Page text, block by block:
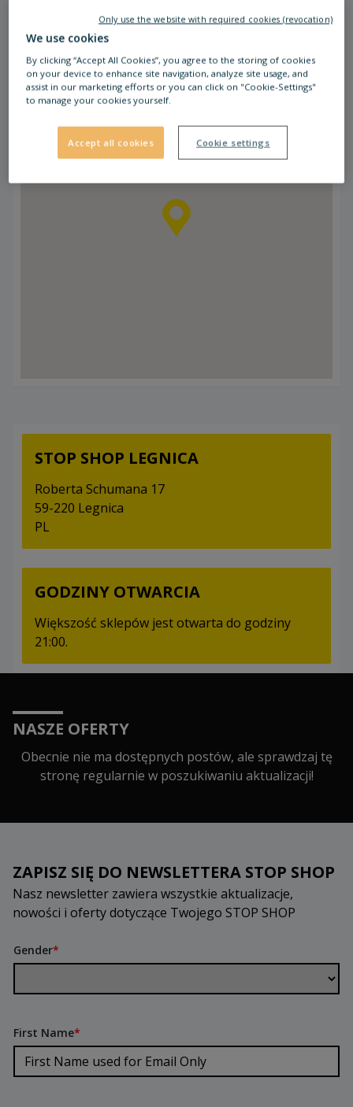
można sprawnie dojechać, korzystając z
dostępnej komunikacji publicznej. Przy obiekcie
zatrzymują się trzy linie autobusowe: NR 5, 6, 18.
STOP SHOP LEGNICA
Roberta Schumana 17
59-220 Legnica
PL
GODZINY OTWARCIA
Większość sklepów jest otwarta do godziny
21:00.
NASZE OFERTY
Obecnie nie ma dostępnych postów, ale sprawdzaj tę
stronę regularnie w poszukiwaniu aktualizacji!
ZAPISZ SIĘ DO NEWSLETTERA STOP SHOP
Nasz newsletter zawiera wszystkie aktualizacje,
nowości i oferty dotyczące Twojego STOP SHOP
Gender*
First Name*
We use cookies
By clicking “Accept All Cookies”, you agree to the storing of cookies
on your device to enhance site navigation, analyze site usage, and
assist in our marketing efforts or you can click on "Cookie-Settings"
to manage your cookies yourself.
Accept all cookies Cookie settings
Only use the website with required cookies (revocation)